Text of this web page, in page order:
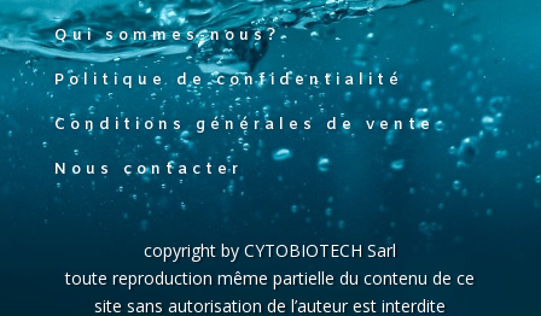
Qui sommes-nous?
Politique de confidentialité
Conditions générales de vente
Nous contacter
copyright by CYTOBIOTECH Sarl
toute reproduction même partielle du contenu de ce
site sans autorisation de l’auteur est interdite